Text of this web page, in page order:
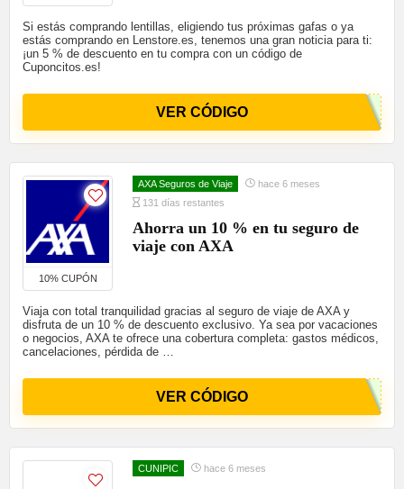
Si estás comprando lentillas, eligiendo tus próximas gafas o ya
estás comprando en Lenstore.es, tenemos una gran noticia para ti:
¡un 5 % de descuento en tu compra con un código de
Cuponcitos.es!
VER CÓDIGO
10% CUPÓN
AXA Seguros de Viaje
hace 6 meses
131 días restantes
Ahorra un 10 % en tu seguro de
viaje con AXA
Viaja con total tranquilidad gracias al seguro de viaje de AXA y
disfruta de un 10 % de descuento exclusivo. Ya sea por vacaciones
o negocios, AXA te ofrece una cobertura completa: gastos médicos,
cancelaciones, pérdida de …
VER CÓDIGO
CUNIPIC hace 6 meses